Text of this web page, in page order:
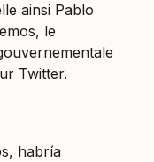
ainsi Pablo
le
Twitter.
habría